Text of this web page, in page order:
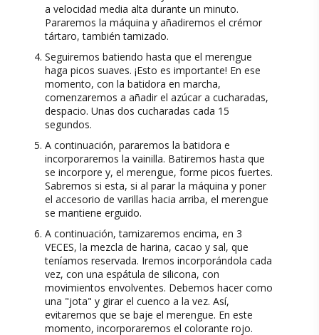
a velocidad media alta durante un minuto.
Pararemos la máquina y añadiremos el crémor
tártaro, también tamizado.
Seguiremos batiendo hasta que el merengue
haga picos suaves. ¡Esto es importante! En ese
momento, con la batidora en marcha,
comenzaremos a añadir el azúcar a cucharadas,
despacio. Unas dos cucharadas cada 15
segundos.
A continuación, pararemos la batidora e
incorporaremos la vainilla. Batiremos hasta que
se incorpore y, el merengue, forme picos fuertes.
Sabremos si esta, si al parar la máquina y poner
el accesorio de varillas hacia arriba, el merengue
se mantiene erguido.
A continuación, tamizaremos encima, en 3
VECES, la mezcla de harina, cacao y sal, que
teníamos reservada. Iremos incorporándola cada
vez, con una espátula de silicona, con
movimientos envolventes. Debemos hacer como
una "jota" y girar el cuenco a la vez. Así,
evitaremos que se baje el merengue. En este
momento, incorporaremos el colorante rojo.